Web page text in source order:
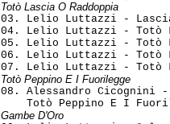
Totò Lascia O Raddoppia
03. Lelio Luttazzi -
04. Lelio Luttazzi - Totò
05. Lelio Luttazzi - Totò
06. Lelio Luttazzi - Totò
Totò Peppino E I Fuorilegge
08. Alessandro Cicognini
Gambe D'Oro